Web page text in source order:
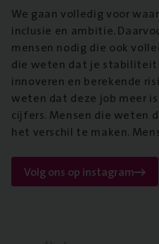
We gaan volledig voor
inclusie en ambitie.
mensen nodig die ook
die weten dat je
innoveren en berekende
weten dat deze job meer
cijfers. Mensen die weten
het verschil te maken.
Volg ons op instagram